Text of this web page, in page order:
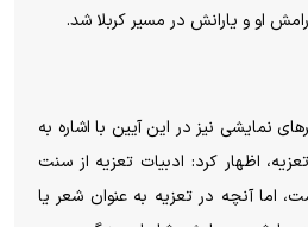
او و یارانش در مسیر کربلا شد.
نمایشی نیز در این آیین با اشاره به
اظهار کرد: ادبیات تعزیه از سنت
اما آنچه در تعزیه به عنوان شعر یا